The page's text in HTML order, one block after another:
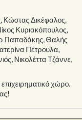
Κώστας Δικέφαλος,
Κυριακόπουλος,
Παπαδάκης, Θαλής
Πέτρουλα,
Νικολέττα Τζάννε,
χώρο.